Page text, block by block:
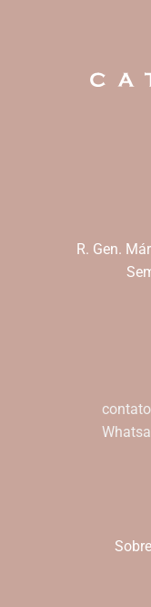
R. Gen.